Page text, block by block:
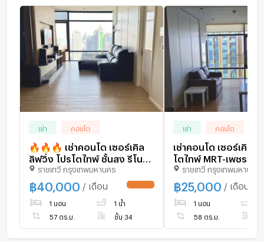
เช่า คอนโด
🔥🔥🔥 เช่าคอนโด เซอร์เคิล
ลิฟวิ่ง โปรโตไทพ์ ชั้นสูง รีโน
เวทใหม่ MRT-เพชรบุรี มักกะสัน
เขต ราชเทวี กรุงเทพ CX-
146234 ✅ ทักไลน์
@connexproperty ตอบทันที
ทีมงานมืออาชีพ ✅ 🔥🔥🔥
ราชเทวี กรุงเทพมหานคร
฿ 40,000 / เดือน
1 นอน 1 น้ำ
57 ตร.ม. ชั้น 34
เช่า คอนโด
เช่าคอนโด เซอร์เคิล ลิฟวิ่ง โปร
โตไทพ์ MRT-เพชรบุรี
เขต ราชเทวี กรุงเทพ
165890 ✅ ทักไลน์
@connexproperty
ทีมงานมืออาชีพ ✅
ราชเทวี กรุงเทพมหานคร
฿25,000 / เดือน
1 นอน
58 ตร.ม.